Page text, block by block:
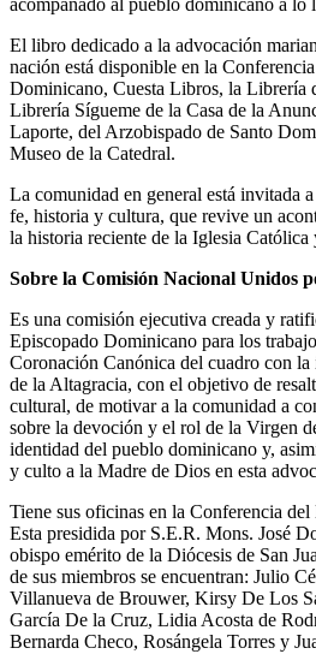
acompañado al pueblo dominicano a lo
El libro dedicado a la advocación
nación está disponible en la
Dominicano, Cuesta Libros, la Librería
Librería Sígueme de la Casa de la
Laporte, del Arzobispado de Santo
Museo de la Catedral.
La comunidad en general está invitada
fe, historia y cultura, que revive un
la historia reciente de la Iglesia
Sobre la Comisión Nacional Unidos
Es una comisión ejecutiva creada y
Episcopado Dominicano para los
Coronación Canónica del cuadro con la
de la Altagracia, con el objetivo de
cultural, de motivar a la comunidad a
sobre la devoción y el rol de la Virgen
identidad del pueblo dominicano y,
y culto a la Madre de Dios en esta
Tiene sus oficinas en la Conferencia
Esta presidida por S.E.R. Mons. José
obispo emérito de la Diócesis de San
de sus miembros se encuentran: Julio
Villanueva de Brouwer, Kirsy De Los
García De la Cruz, Lidia Acosta de
Bernarda Checo, Rosángela Torres y